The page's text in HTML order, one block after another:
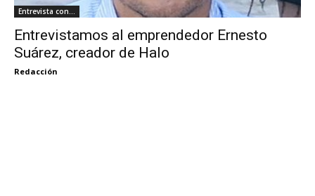
Entrevista con...
Entrevistamos al emprendedor Ernesto
Suárez, creador de Halo
Redacción